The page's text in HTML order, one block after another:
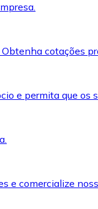
cotações
e permita que
e comercialize